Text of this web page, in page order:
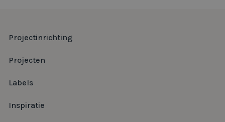
Projectinrichting
Projecten
Labels
Inspiratie